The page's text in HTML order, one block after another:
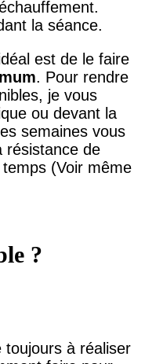
la séance.
est de le faire
. Pour rendre
je vous
ou devant la
semaines vous
résistance de
(Voir même
?
toujours à réaliser